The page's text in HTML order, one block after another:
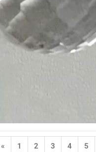
« 1 2 3 4 5